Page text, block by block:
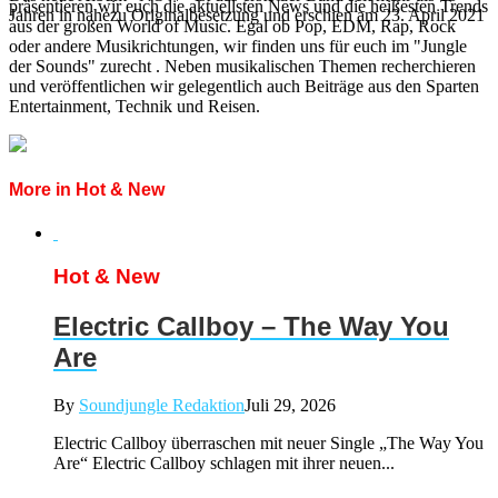
Jahren in nahezu Originalbesetzung und erschien am 23. April 2021
präsentieren wir euch die aktuellsten News und die heißesten Trends
aus der großen World of Music. Egal ob Pop, EDM, Rap, Rock
oder andere Musikrichtungen, wir finden uns für euch im "Jungle
der Sounds" zurecht . Neben musikalischen Themen recherchieren
und veröffentlichen wir gelegentlich auch Beiträge aus den Sparten
Entertainment, Technik und Reisen.
More in Hot & New
Hot & New
Electric Callboy – The Way You
Are
By Soundjungle RedaktionJuli 29, 2026
Electric Callboy überraschen mit neuer Single „The Way You
Are“ Electric Callboy schlagen mit ihrer neuen...